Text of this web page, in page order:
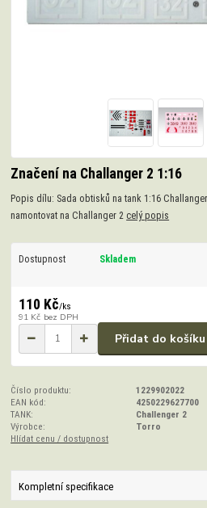
Značení na Challanger 2 1:16
Popis dílu: Sada obtisků na tank 1:16
namontovat na Challanger 2 celý popis
Dostupnost Skladem
110 Kč/ks
91 Kč bez DPH
Přidat do košíku
Číslo produktu:
1229902022
EAN kód:
4250229627700
TANK:
Challenger 2
Výrobce:
Torro
Hlídat cenu / dostupnost
Kompletní specifikace